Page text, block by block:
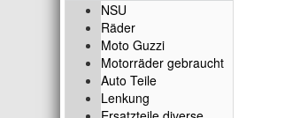
NSU
Räder
Moto Guzzi
Motorräder gebraucht
Auto Teile
Lenkung